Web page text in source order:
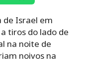
de Israel em
tiros do lado de
na noite de
noivos na